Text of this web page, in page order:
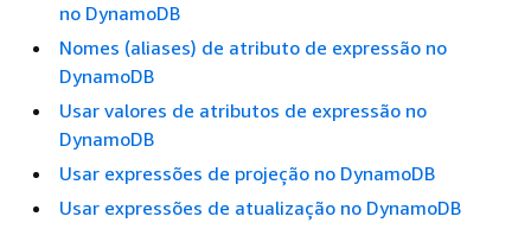
no DynamoDB
Nomes (aliases) de atributo de expressão no
DynamoDB
Usar valores de atributos de expressão no
DynamoDB
Usar expressões de projeção no DynamoDB
Usar expressões de atualização no DynamoDB